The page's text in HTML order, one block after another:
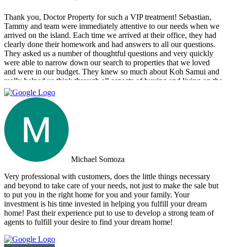
Thank you, Doctor Property for such a VIP treatment! Sebastian,
Tammy and team were immediately attentive to our needs when we
arrived on the island. Each time we arrived at their office, they had
clearly done their homework and had answers to all our questions.
They asked us a number of thoughtful questions and very quickly
were able to narrow down our search to properties that we loved
and were in our budget. They knew so much about Koh Samui and
really helped us think through all aspects of buying and living on the
island. They were tireless in their assistance and even picked us up
numerous times from our hotel to take us around to properties and
took us out to a beautiful lunch overlooking the island. If you are
looking for an intelligent, savvy, genuine set of people who truly
want to find the perfect house for you, I strongly suggest Doctor
Property. Note: the other two main agencies on the island we had
spoken to from the US and one of them totally blew us off when we
arrived on the island as they had other larger clients there at the time.
We were shocked that we would fly all the way there only to be
turned away and ignored when we arrived. The other agency set us
up with a personal friend who didn’t even work for the agency.
After this dismal experience with the two other agencies, we were
so happy to find Doctor Property.
Michael Somoza
Very professional with customers, does the little things necessary
and beyond to take care of your needs, not just to make the sale but
to put you in the right home for you and your family. Your
investment is his time invested in helping you fulfill your dream
home! Past their experience put to use to develop a strong team of
agents to fulfill your desire to find your dream home!